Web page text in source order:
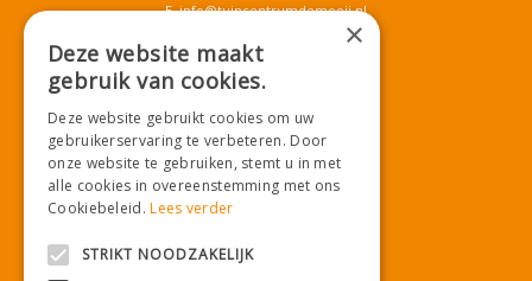
E.info@tuincentrumdemooij.nl
Download onze App!
×
Deze website maakt
gebruik van cookies.
Deze website gebruikt cookies om uw
gebruikerservaring te verbeteren. Door
onze website te gebruiken, stemt u in met
alle cookies in overeenstemming met ons
Cookiebeleid.Lees verder
STRIKT NOODZAKELIJK